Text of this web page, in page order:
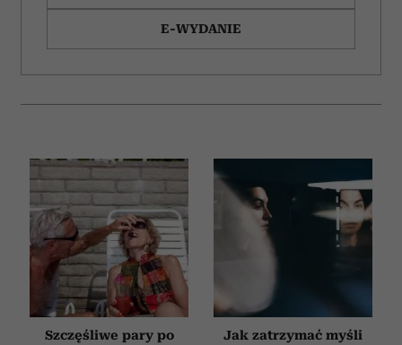
E-WYDANIE
Szczęśliwe pary po
Jak zatrzymać myśli